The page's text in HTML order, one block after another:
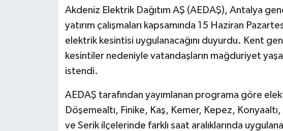
Akdeniz Elektrik Dağıtım AŞ (AEDAŞ), Antalya
yatırım çalışmaları kapsamında 15 Haziran
elektrik kesintisi uygulanacağını duyurdu. Kent
kesintiler nedeniyle vatandaşların mağduriyet
istendi.
AEDAŞ tarafından yayımlanan programa göre
Döşemealtı, Finike, Kaş, Kemer, Kepez,
ve Serik ilçelerinde farklı saat aralıklarında